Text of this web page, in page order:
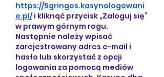
https://5gringos.kasynologowani
e.pl/ i kliknąć przycisk „Zaloguj się”
w prawym górnym rogu.
Następnie należy wpisać
zarejestrowany adres e-mail i
hasło lub skorzystać z opcji
logowania za pomocą mediów